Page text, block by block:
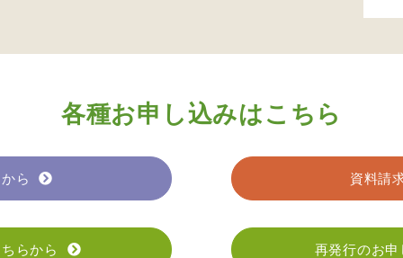
各種お申し込みはこちら
ら 資料請
らから 再発行のお